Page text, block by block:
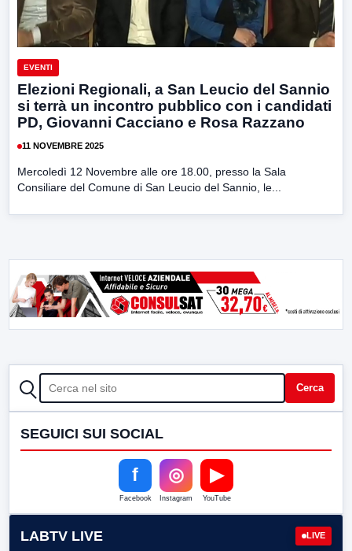
EVENTI
Elezioni Regionali, a San Leucio del Sannio
si terrà un incontro pubblico con i candidati
PD, Giovanni Cacciano e Rosa Razzano
11 NOVEMBRE 2025
Mercoledì 12 Novembre alle ore 18.00, presso la Sala
Consiliare del Comune di San Leucio del Sannio, le...
CERCA Cerca
SEGUICI SUI SOCIAL
f
Facebook
◎
Instagram
▶
YouTube
LABTV LIVE LIVE